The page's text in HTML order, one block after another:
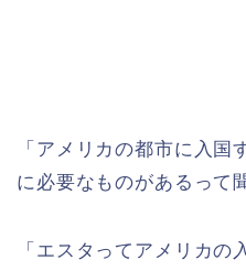
「アメリカの都市に入
に必要なものがあるって
「エスタってアメリカの